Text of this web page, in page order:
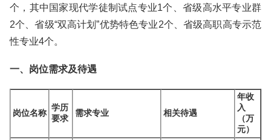
个，其中国家现代学徒制试点专业1个、省级高水平专业群
2个、省级“双高计划”优势特色专业2个、省级高职高专示范
性专业4个。
一、岗位需求及待遇
岗位名称
学历
要求
需求专业 相关待遇
年收
入
（万
元）